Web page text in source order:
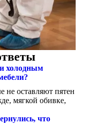
холодным
не оставляют пятен
мягкой обивке,
что